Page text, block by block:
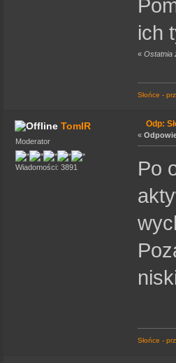
ich
« Ostatnia
Słońce -
TomIR
Moderator
Wiadomości: 3891
Odp:
«
Po
Słońce -